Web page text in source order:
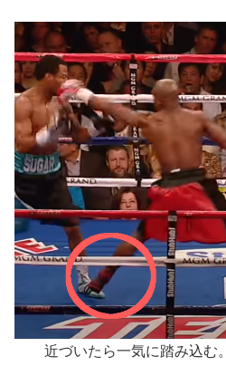
近づいたら一気に踏み込む。